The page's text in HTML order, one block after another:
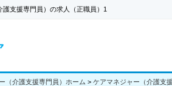
支援専門員）の求人（正職員）1
（介護支援専門員）ホーム > ケアマネジャー（介護支援